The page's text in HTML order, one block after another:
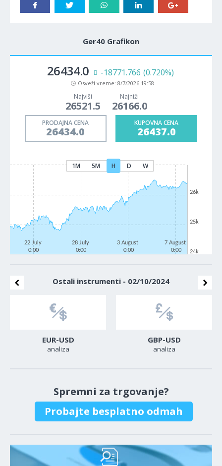
Ger40 Grafikon
26434.0 -18771.766 (0.720%)
Osveži vreme: 8/7/2026 19:58
Najviši
26521.5
Najniži
26166.0
PRODAJNA CENA
26434.0
KUPOVNA CENA
26437.0
1M 5M H D W
22 July
0:00
28 July
0:00
3 August
0:00
7 August
0:00
24k
25k
26k
Ostali instrumenti - 02/10/2024
EUR-USD
analiza
GBP-USD
analiza
Spremni za trgovanje?
Probajte besplatno odmah